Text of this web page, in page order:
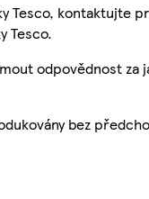
Tesco, kontaktujte
Tesco.
odpovědnost za
bez